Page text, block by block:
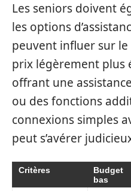
Les seniors doivent
les options
peuvent influer sur
prix légèrement plus
offrant une
ou des fonctions
connexions simples
peut s’avérer
Critères
Budget
bas